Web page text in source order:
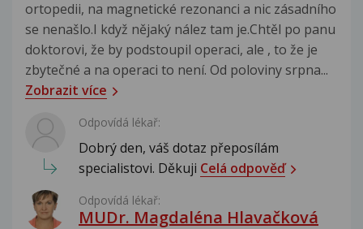
ortopedii, na magnetické rezonanci a nic zásadního
se nenašlo.I když nějaký nález tam je.Chtěl po panu
doktorovi, že by podstoupil operaci, ale , to že je
zbytečné a na operaci to není. Od poloviny srpna...
Zobrazit více
Odpovídá lékař:
Dobrý den, váš dotaz přeposílám
specialistovi. Děkuji Celá odpověď
Odpovídá lékař:
MUDr. Magdaléna Hlavačková